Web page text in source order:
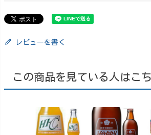
レビューを書く
この商品を見ている人はこ